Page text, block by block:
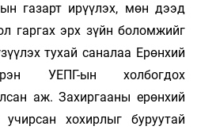
газарт ирүүлэх, мөн дээд
гаргах эрх зүйн боломжийг
тухай саналаа Ерөнхий
УЕПГ-ын холбогдох
аж. Захиргааны ерөнхий
хохирлыг буруутай